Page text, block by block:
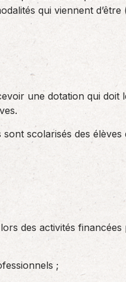
qui…
de
qui viennent
une dotation qui doit
scolarisés des élèves
des activités
;